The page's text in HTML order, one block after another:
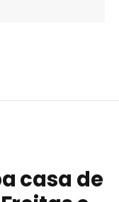
casa de